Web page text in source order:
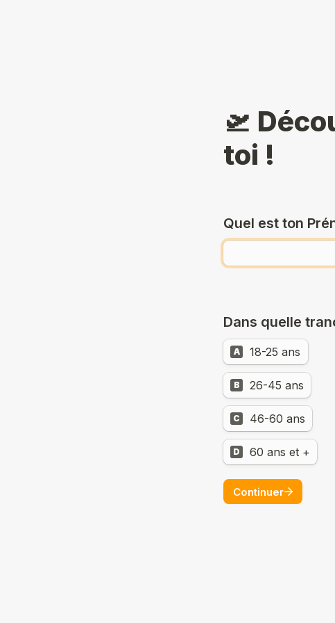
🛫
toi !
Quel est ton
Dans quelle
A 18-25 ans
B 26-45 ans
C 46-60 ans
D 60 ans et +
Continuer